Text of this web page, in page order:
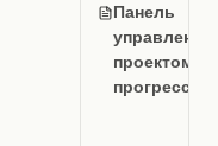
Панель
управления
проектом и
прогресс